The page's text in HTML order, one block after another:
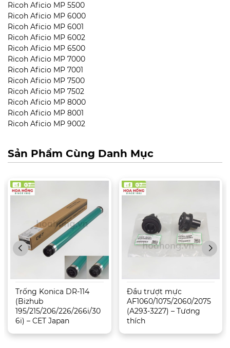
Ricoh Aficio MP 5500
Ricoh Aficio MP 6000
Ricoh Aficio MP 6001
Ricoh Aficio MP 6002
Ricoh Aficio MP 6500
Ricoh Aficio MP 7000
Ricoh Aficio MP 7001
Ricoh Aficio MP 7500
Ricoh Aficio MP 7502
Ricoh Aficio MP 8000
Ricoh Aficio MP 8001
Ricoh Aficio MP 9002
Sản Phẩm Cùng Danh Mục
Trống Konica DR-114
(Bizhub
195/215/206/226/266i/30
6i) – CET Japan
Đầu trượt mực
AF1060/1075/2060/2075
(A293-3227) – Tương
thích